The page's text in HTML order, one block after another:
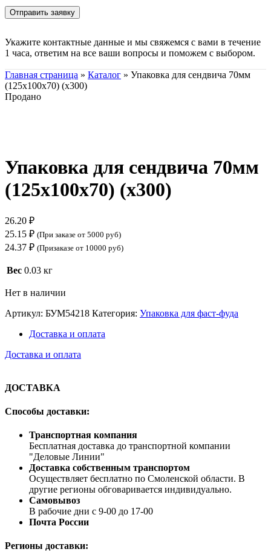
Укажите контактные данные и мы свяжемся с вами в течение
1 часа, ответим на все ваши вопросы и поможем с выбором.
Главная страница » Каталог » Упаковка для сендвича 70мм
(125х100х70) (х300)
Продано
Упаковка для сендвича 70мм
(125х100х70) (х300)
26.20 ₽
25.15 ₽ (При заказе от 5000 руб)
24.37 ₽ (Призаказе от 10000 руб)
Вес 0.03 кг
Нет в наличии
Артикул: БУМ54218 Категория: Упаковка для фаст-фуда
Доставка и оплата
Доставка и оплата
ДОСТАВКА
Способы доставки:
Транспортная компания
Бесплатная доставка до транспортной компании
"Деловые Линии"
Доставка собственным транспортом
Осуществляет бесплатно по Смоленской области. В
другие регионы обговаривается индивидуально.
Самовывоз
В рабочие дни с 9-00 до 17-00
Почта России
Регионы доставки: